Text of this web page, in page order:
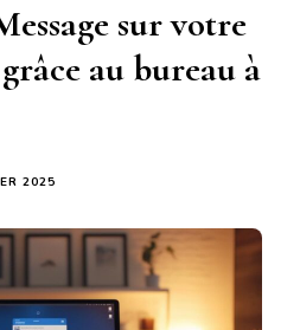
sur votre
au bureau à
2025